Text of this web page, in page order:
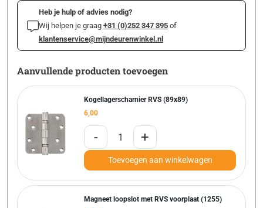
Heb je hulp of advies nodig?
Wij helpen je graag +31 (0)252 347 395 of
klantenservice@mijndeurenwinkel.nl
Aanvullende producten toevoegen
Kogellagerscharnier RVS (89x89)
6,00
- +
Toevoegen aan winkelwagen
Magneet loopslot met RVS voorplaat (1255)